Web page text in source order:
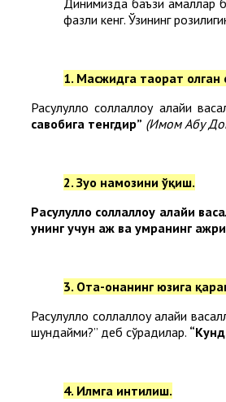
фазли кенг. Ўзининг
1. Масжидга таҳорат олган
Расулуллоҳ соллаллоҳу алайҳи
савобига тенгдир” (Имом Абу
2. Зуҳо намозини ўқиш.
Расулуллоҳ соллаллоҳу алайҳи
унинг учун ҳаж ва умранинг
3. Ота-онанинг юзига
Расулуллоҳ соллаллоҳу алайҳи
шундайми?” деб сўрадилар.
4. Илмга интилиш.